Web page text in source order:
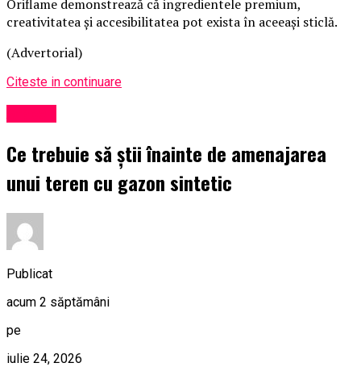
Oriflame demonstrează că ingredientele premium,
creativitatea și accesibilitatea pot exista în aceeași sticlă.
(Advertorial)
Citeste in continuare
Ce trebuie să știi înainte de amenajarea
unui teren cu gazon sintetic
Publicat
acum 2 săptămâni
pe
iulie 24, 2026